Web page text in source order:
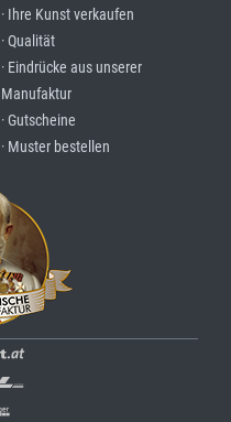
· Ihre Kunst verkaufen
· Qualität
· Eindrücke aus unserer
Manufaktur
· Gutscheine
· Muster bestellen